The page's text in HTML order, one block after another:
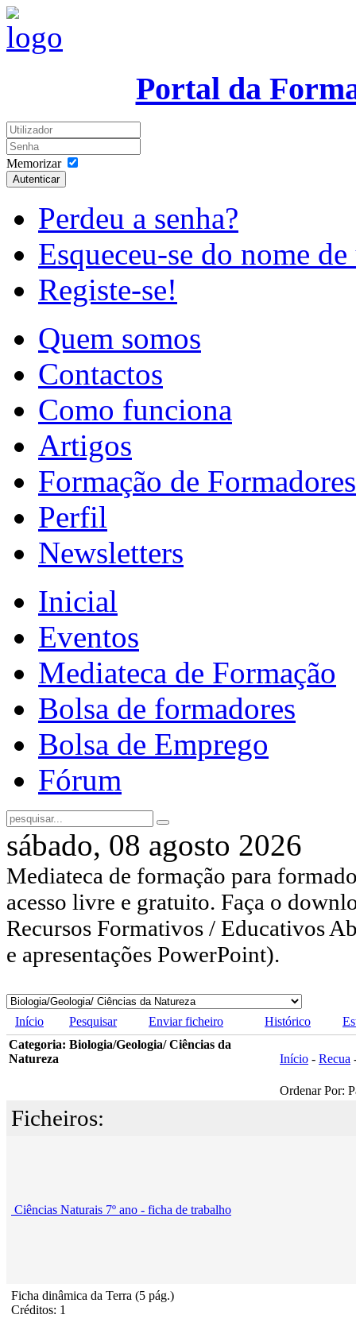
Portal da
Memorizar
Autenticar
Perdeu a senha?
Esqueceu-se do nome
Registe-se!
Quem somos
Contactos
Como funciona
Artigos
Formação de Formadores
Perfil
Newsletters
Inicial
Eventos
Mediateca de Formação
Bolsa de formadores
Bolsa de Emprego
Fórum
sábado, 08 agosto 2026
Mediateca de formação para
acesso livre e gratuito. Faça o
Recursos Formativos / Educativos
e apresentações PowerPoint).
Início Pesquisar Enviar ficheiro Histórico
Categoria: Biologia/Geologia/ Ciências da
Natureza
Início - Recua
Ordenar Por:
Ficheiros:
Ciências Naturais 7º ano - ficha de trabalho
Ficha dinâmica da Terra (5 pág.)
Créditos: 1